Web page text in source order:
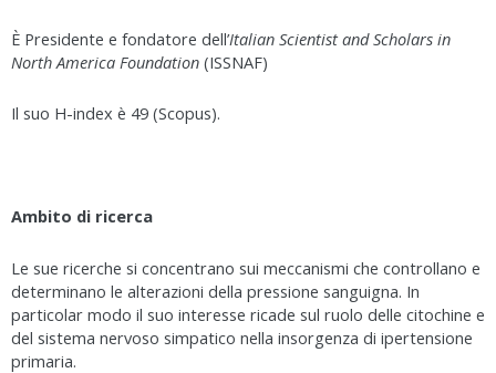
È Presidente e fondatore dell’Italian Scientist and Scholars in
North America Foundation (ISSNAF)
Il suo H-index è 49 (Scopus).
Ambito di ricerca
Le sue ricerche si concentrano sui meccanismi che controllano e
determinano le alterazioni della pressione sanguigna. In
particolar modo il suo interesse ricade sul ruolo delle citochine e
del sistema nervoso simpatico nella insorgenza di ipertensione
primaria.